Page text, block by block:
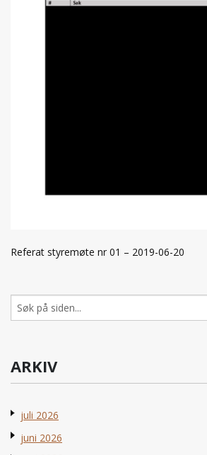
Referat styremøte nr 01 – 2019-06-20
Søk
etter:
ARKIV
juli 2026
juni 2026